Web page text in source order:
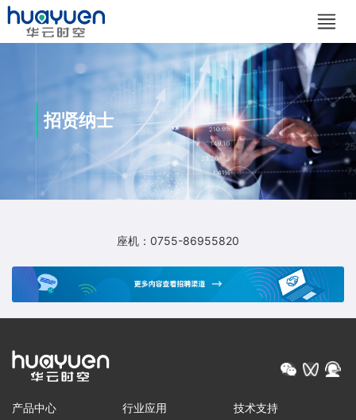
招贤纳士
座机：0755-86955820
产品中心
行业应用
技术支持